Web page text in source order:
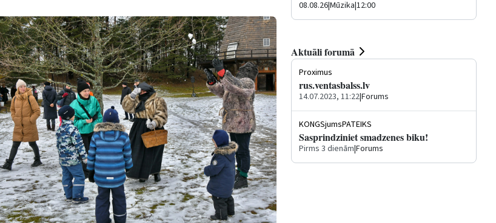
08.08.26|Mūzika|12:00
Aktuāli forumā
Proximus
rus.ventasbalss.lv
14.07.2023, 11:22|Forums
KONGSjumsPATEIKS
Sasprindziniet smadzenes biku!
Pirms 3 dienām|Forums